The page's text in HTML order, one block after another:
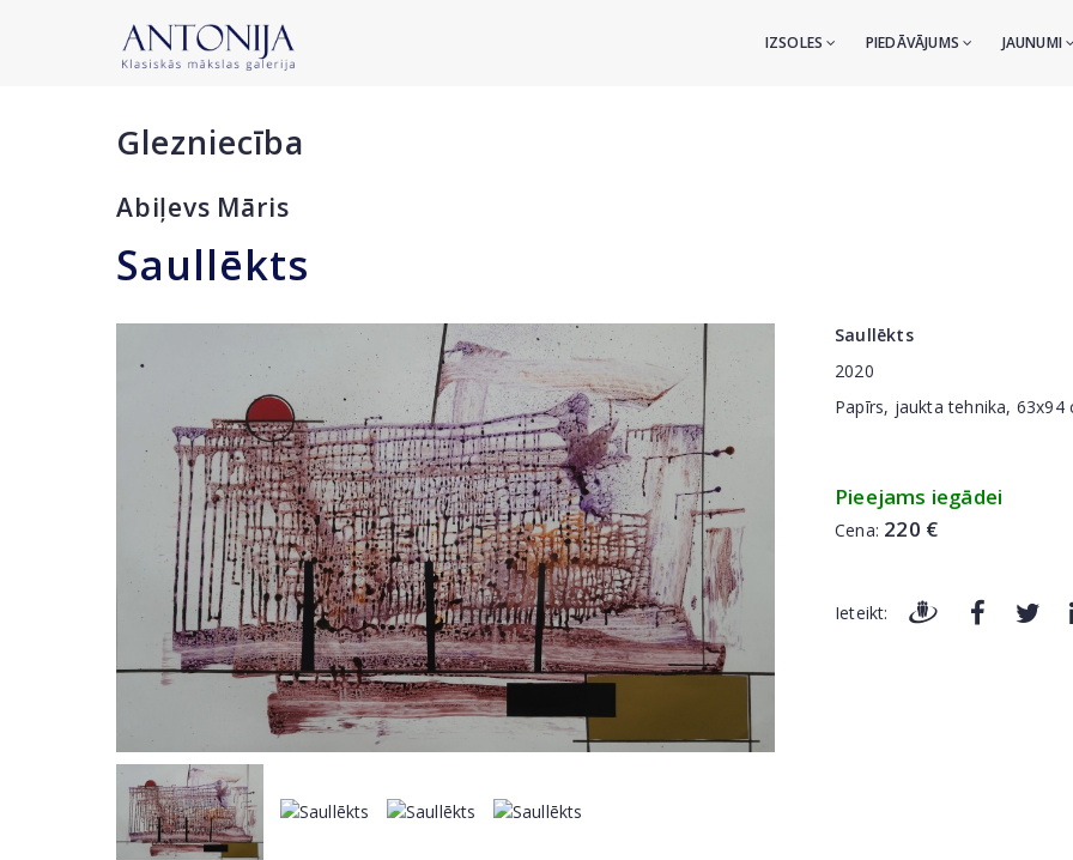
IZSOLES PIEDĀVĀJUMS JAUNUMI
Glezniecība
Abiļevs Māris
Saullēkts
Saullēkts
2020
Papīrs, jaukta tehnika, 63x94
Pieejams iegādei
Cena: 220 €
Ieteikt: